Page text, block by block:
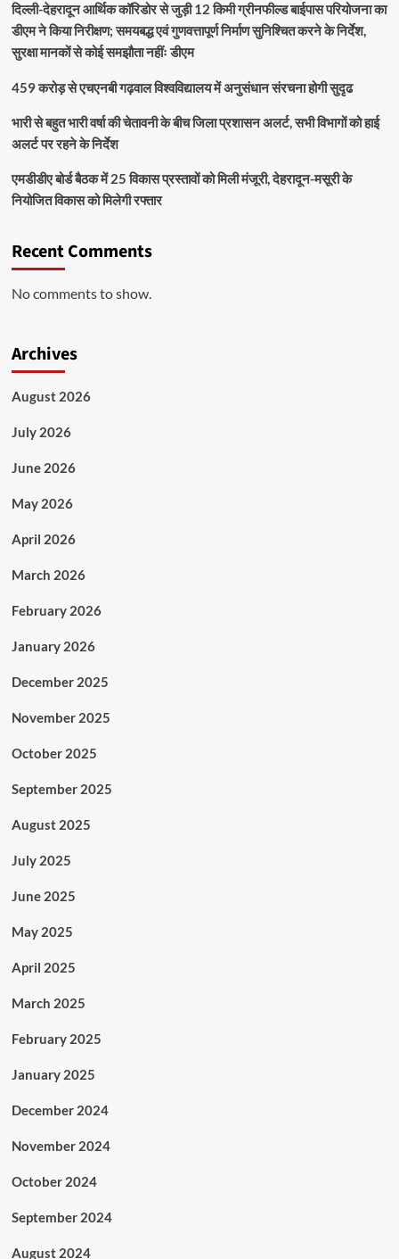
दिल्ली-देहरादून आर्थिक कॉरिडोर से जुड़ी 12 किमी ग्रीनफील्ड बाईपास परियोजना का
डीएम ने किया निरीक्षण; समयबद्ध एवं गुणवत्तापूर्ण निर्माण सुनिश्चित करने के निर्देश,
सुरक्षा मानकों से कोई समझौता नहींः डीएम
459 करोड़ से एचएनबी गढ़वाल विश्वविद्यालय में अनुसंधान संरचना होगी सुदृढ
भारी से बहुत भारी वर्षा की चेतावनी के बीच जिला प्रशासन अलर्ट, सभी विभागों को हाई
अलर्ट पर रहने के निर्देश
एमडीडीए बोर्ड बैठक में 25 विकास प्रस्तावों को मिली मंजूरी, देहरादून-मसूरी के
नियोजित विकास को मिलेगी रफ्तार
Recent Comments
No comments to show.
Archives
August 2026
July 2026
June 2026
May 2026
April 2026
March 2026
February 2026
January 2026
December 2025
November 2025
October 2025
September 2025
August 2025
July 2025
June 2025
May 2025
April 2025
March 2025
February 2025
January 2025
December 2024
November 2024
October 2024
September 2024
August 2024